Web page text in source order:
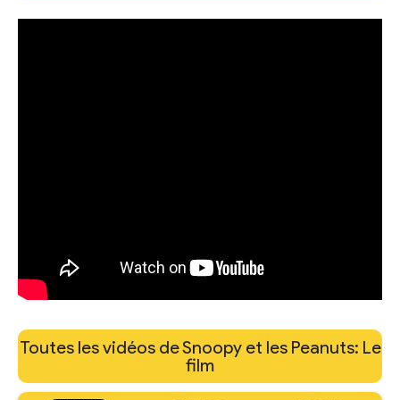
Toutes les vidéos de Snoopy et les Peanuts: Le
film